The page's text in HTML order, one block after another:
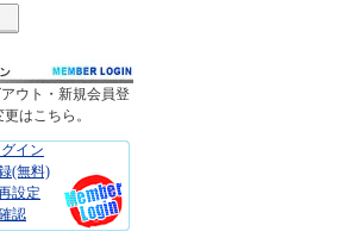
ウト・新規会員登
はこちら。
イン
(無料)
設定
認